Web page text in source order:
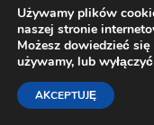
Używamy plików
naszej stronie
Możesz dowiedzieć
używamy, lub
AKCEPTUJĘ